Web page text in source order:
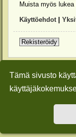
Tämä sivusto
Muista myös
Käyttöehdot|
Rekisteröidy
Etusivu
Keskustelufoorumin